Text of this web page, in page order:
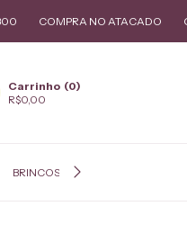
NO ATACADO GARANTIA
Carrinho (0)
R$0,00
BRINCOS